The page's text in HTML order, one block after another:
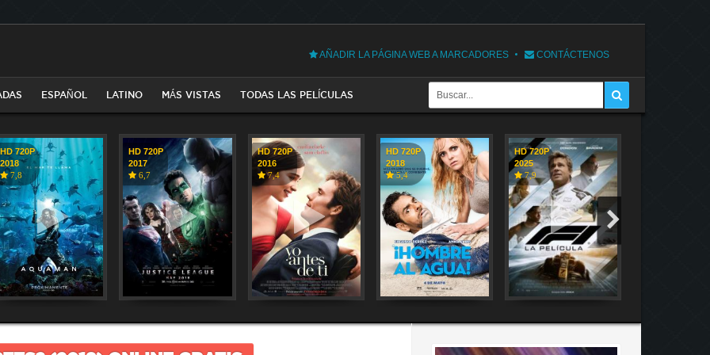
AÑADIR LA PÁGINA WEB A MARCADORES CONTÁCTENOS
ESPAÑOL LATINO MÁS VISTAS TODAS LAS PELÍCULAS
HD 720P
2018
7,8
HD 720P
2017
6,7
HD 720P
2016
7,4
HD 720P
2018
5,4
HD 720P
2025
7,9